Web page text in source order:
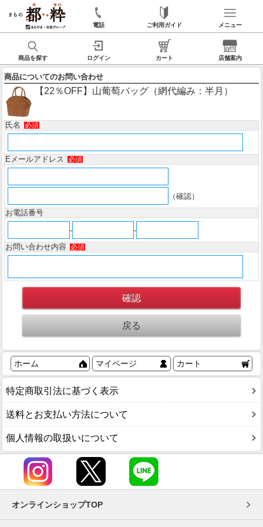
電話 ご利用ガイド メニュー
商品を探す ログイン カート 店舗案内
商品についてのお問い合わせ
【22％OFF】山葡萄バッグ（網代編み：半月）
氏名 必須
Eメールアドレス 必須
（確認）
お電話番号
-
-
お問い合わせ内容
必須
ホーム マイページ カート
特定商取引法に基づく表示
送料とお支払い方法について
個人情報の取扱いについて
オンラインショップTOP